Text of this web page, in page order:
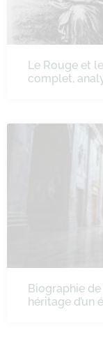
Le Rouge et
complet,
Biographie
héritage d’un